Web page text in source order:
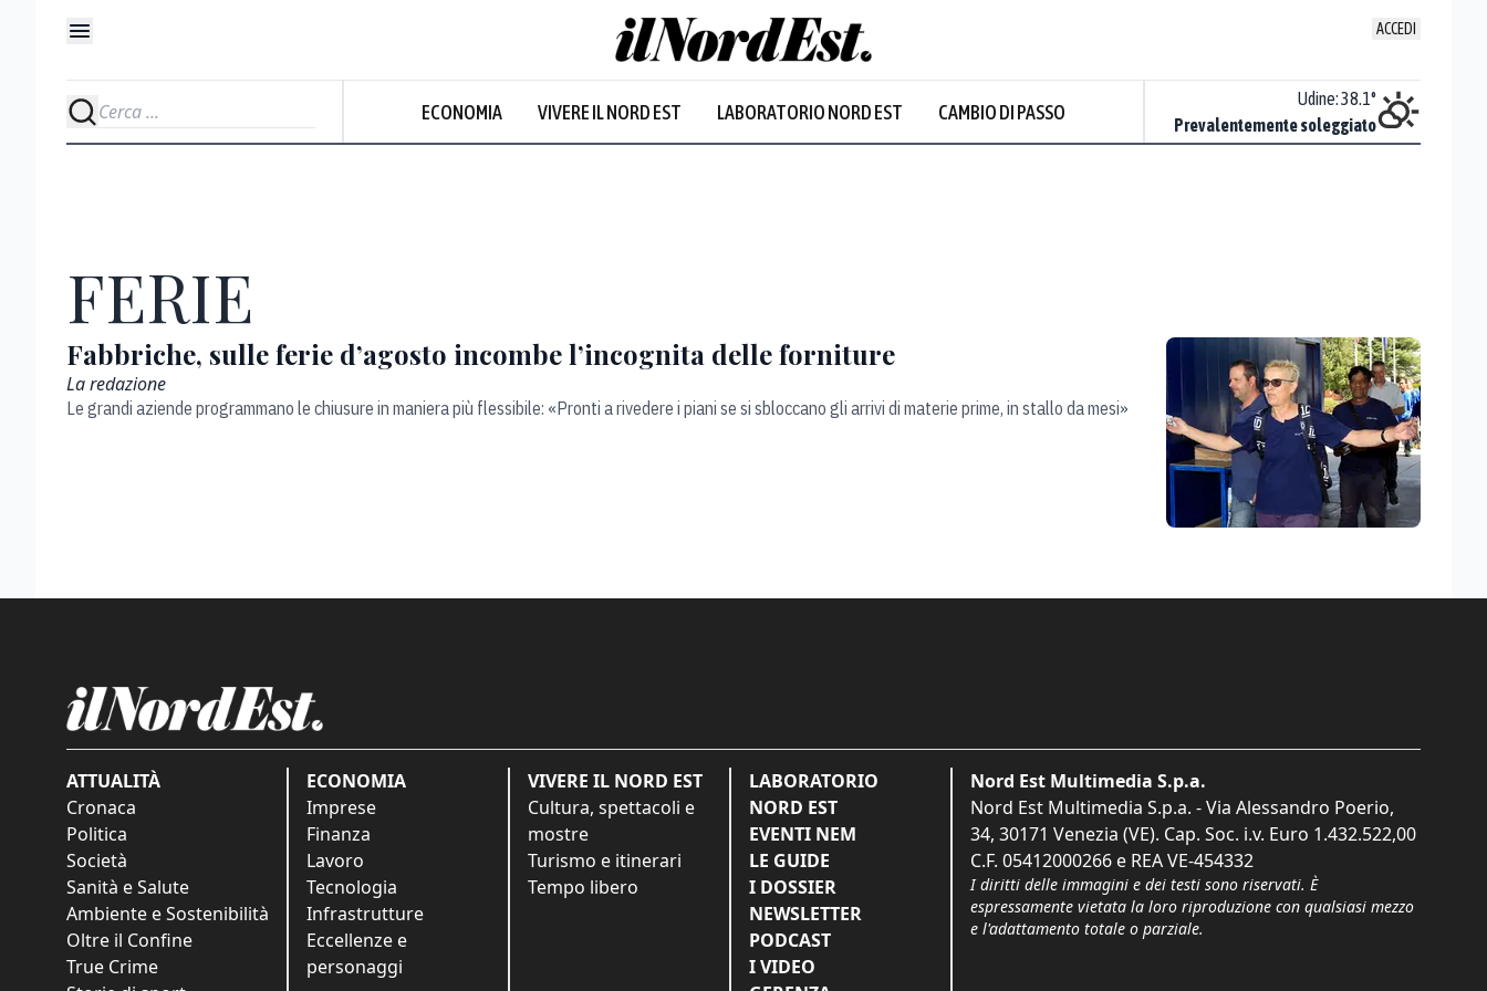
ACCEDI
ECONOMIA VIVERE IL NORD EST LABORATORIO NORD EST CAMBIO DI PASSO
Udine:38.1°
Prevalentemente soleggiato
FERIE
Fabbriche, sulle ferie d’agosto incombe l’incognita delle forniture
La redazione
Le grandi aziende programmano le chiusure in maniera più flessibile: «Pronti a rivedere i piani se si sbloccano gli arrivi di materie prime, in stallo da mesi»
ATTUALITÀ
Cronaca
Politica
Società
Sanità e Salute
Ambiente e Sostenibilità
Oltre il Confine
True Crime
ECONOMIA
Imprese
Finanza
Lavoro
Tecnologia
Infrastrutture
Eccellenze e
personaggi
VIVERE IL NORD EST
Cultura, spettacoli e
mostre
Turismo e itinerari
Tempo libero
LABORATORIO
NORD EST
EVENTI NEM
LE GUIDE
I DOSSIER
NEWSLETTER
PODCAST
I VIDEO
Nord Est Multimedia S.p.a.
Nord Est Multimedia S.p.a. - Via Alessandro Poerio,
34, 30171 Venezia (VE). Cap. Soc. i.v. Euro 1.432.522,00
C.F. 05412000266 e REA VE-454332
I diritti delle immagini e dei testi sono riservati. È
espressamente vietata la loro riproduzione con qualsiasi mezzo
e l'adattamento totale o parziale.